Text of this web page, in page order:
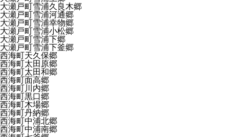
大瀬戸町雪浦久良木郷
大瀬戸町雪浦河通郷
大瀬戸町雪浦幸物郷
大瀬戸町雪浦小松郷
大瀬戸町雪浦下郷
大瀬戸町雪浦下釜郷
西海町天久保郷
西海町太田原郷
西海町太田和郷
西海町面高郷
西海町川内郷
西海町黒口郷
西海町木場郷
西海町丹納郷
西海町中浦北郷
西海町中浦南郷